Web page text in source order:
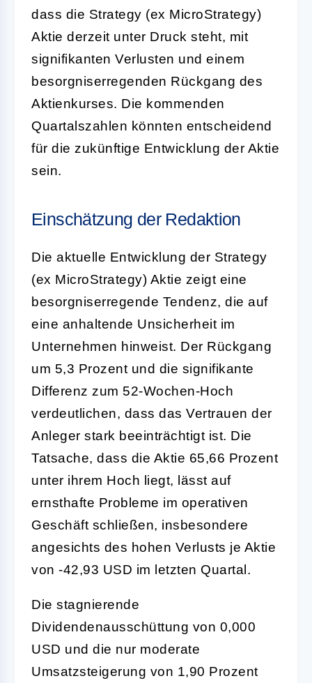
dass die Strategy (ex MicroStrategy)
Aktie derzeit unter Druck steht, mit
signifikanten Verlusten und einem
besorgniserregenden Rückgang des
Aktienkurses. Die kommenden
Quartalszahlen könnten entscheidend
für die zukünftige Entwicklung der Aktie
sein.
Einschätzung der Redaktion
Die aktuelle Entwicklung der Strategy
(ex MicroStrategy) Aktie zeigt eine
besorgniserregende Tendenz, die auf
eine anhaltende Unsicherheit im
Unternehmen hinweist. Der Rückgang
um 5,3 Prozent und die signifikante
Differenz zum 52-Wochen-Hoch
verdeutlichen, dass das Vertrauen der
Anleger stark beeinträchtigt ist. Die
Tatsache, dass die Aktie 65,66 Prozent
unter ihrem Hoch liegt, lässt auf
ernsthafte Probleme im operativen
Geschäft schließen, insbesondere
angesichts des hohen Verlusts je Aktie
von -42,93 USD im letzten Quartal.
Die stagnierende
Dividendenausschüttung von 0,000
USD und die nur moderate
Umsatzsteigerung von 1,90 Prozent